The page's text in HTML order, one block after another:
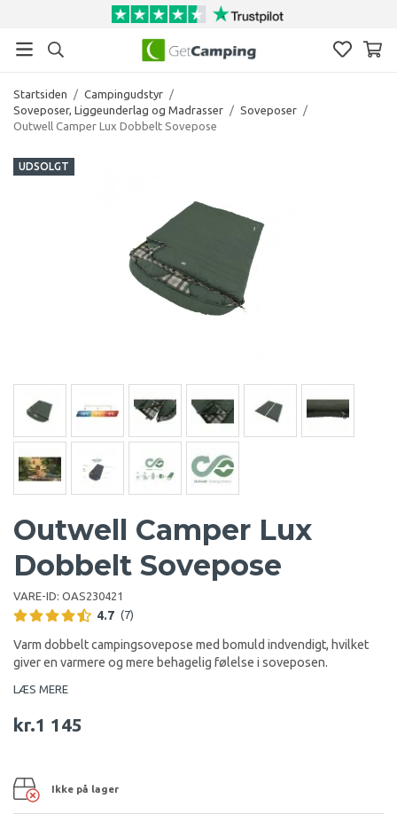
Startsiden / Campingudstyr /
Soveposer, Liggeunderlag og Madrasser / Soveposer /
Outwell Camper Lux Dobbelt Sovepose
UDSOLGT
Outwell Camper Lux
Dobbelt Sovepose
VARE-ID: OAS230421
4.7 (7)
Varm dobbelt campingsovepose med bomuld indvendigt, hvilket
giver en varmere og mere behagelig følelse i soveposen.
LÆS MERE
kr.1 145
Ikke på lager